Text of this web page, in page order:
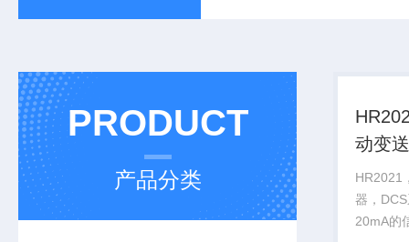
PRODUCT
产品分类
动变
HR2021
器，
20mA的